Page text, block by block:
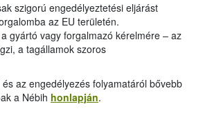
szigorú engedélyeztetési eljárást
az EU területén.
gyártó vagy forgalmazó kérelmére – az
a tagállamok szoros
az engedélyezés folyamatáról bővebb
a Nébih honlapján.